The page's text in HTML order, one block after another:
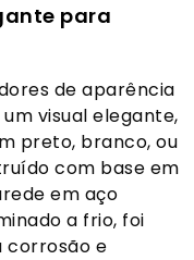
para
de aparência
visual elegante,
preto, branco, ou
com base em
em aço
a frio, foi
corrosão e